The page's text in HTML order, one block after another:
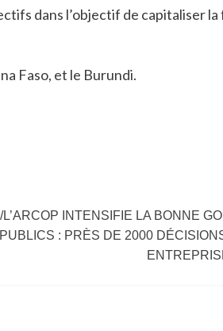
dans l’objectif de capitaliser
Faso, et le Burundi.
L’ARCOP INTENSIFIE LA BONNE
: PRÈS DE 2000